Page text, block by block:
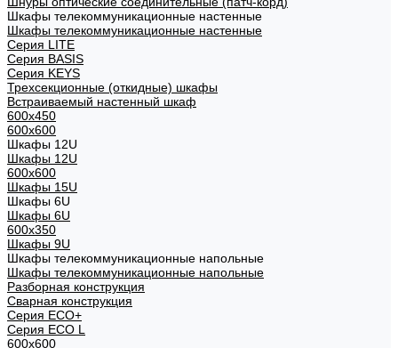
Шкафы телекоммуникационные настенные
Шкафы телекоммуникационные настенные
Cерия LITE
Cерия BASIS
Cерия KEYS
Трехсекционные (откидные) шкафы
Встраиваемый настенный шкаф
600x450
600x600
Шкафы 12U
Шкафы 12U
600x600
Шкафы 15U
Шкафы 6U
Шкафы 6U
600x350
Шкафы 9U
Шкафы телекоммуникационные напольные
Шкафы телекоммуникационные напольные
Разборная конструкция
Сварная конструкция
Серия ECO+
Серия ECO L
600x600